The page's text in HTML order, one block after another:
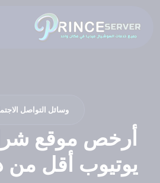
وسائل التواصل
أرخص موقع
يوتيوب أقل من